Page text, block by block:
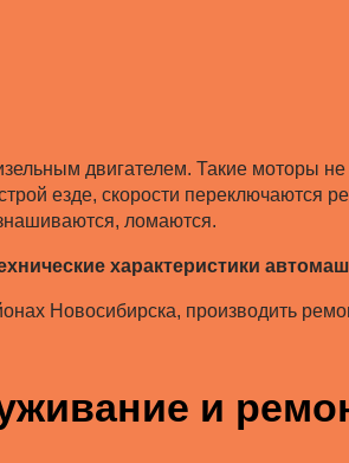
двигателем. Такие моторы
езде, скорости переключаются
ломаются.
характеристики
Новосибирска, производить
и